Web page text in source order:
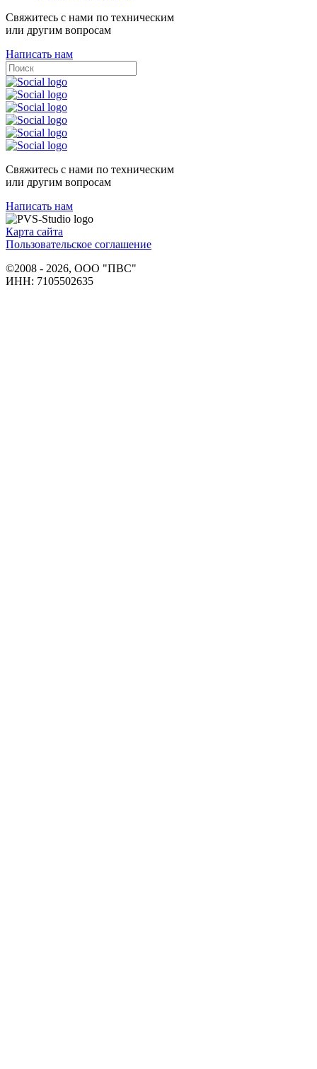
Свяжитесь с нами по техническим
или другим вопросам
Написать нам
Свяжитесь с нами по техническим
или другим вопросам
Написать нам
Карта сайта
Пользовательское соглашение
©2008 - 2026, ООО "ПВС"
ИНН: 7105502635